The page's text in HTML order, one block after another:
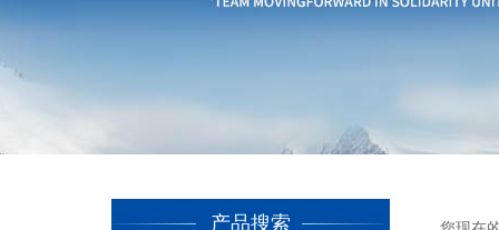
产品搜索